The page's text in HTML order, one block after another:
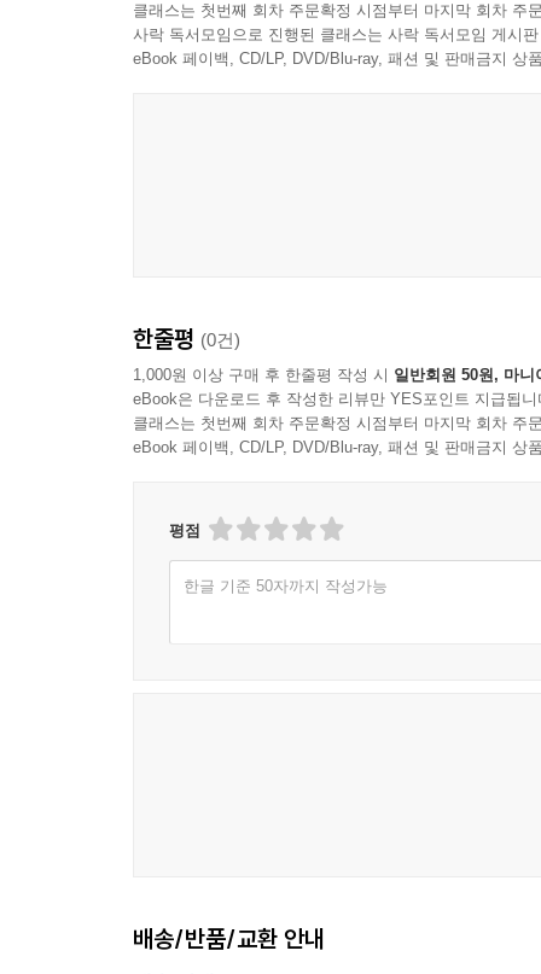
클래스는 첫번째 회차 주문확정 시점부터 마지막 회차 주
사락 독서모임으로 진행된 클래스는 사락 독서모임 게시
eBook 페이백, CD/LP, DVD/Blu-ray, 패션 및 판매금지 상
한줄평 (0건)
1,000원 이상 구매 후 한줄평 작성 시 일반회원 50원, 마니
eBook은 다운로드 후 작성한 리뷰만 YES포인트 지급됩니
클래스는 첫번째 회차 주문확정 시점부터 마지막 회차 주
eBook 페이백, CD/LP, DVD/Blu-ray, 패션 및 판매금지 상
평점
한글 기준 50자까지 작성가능
배송/반품/교환 안내